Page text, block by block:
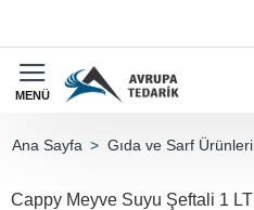
Gıda ve Sarf Ürünleri
Cappy Meyve Suyu Şeftali 1 LT